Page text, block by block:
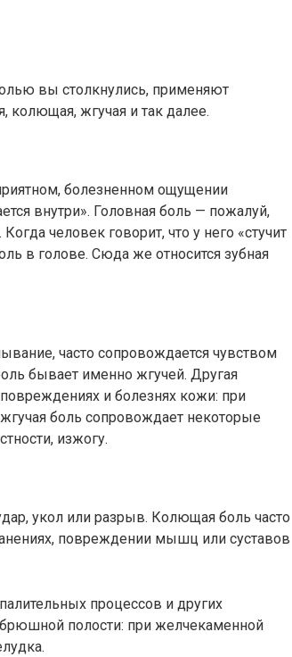
вы столкнулись, применяют
колющая, жгучая и так далее.
болезненном ощущении
внутри». Головная боль — пожалуй,
человек говорит, что у него «стучит
в голове. Сюда же относится зубная
часто сопровождается чувством
бывает именно жгучей. Другая
и болезнях кожи: при
боль сопровождает некоторые
изжогу.
укол или разрыв. Колющая боль часто
повреждении мышц или суставов
процессов и других
полости: при желчекаменной